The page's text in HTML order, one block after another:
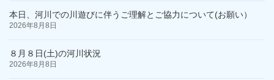
本日、河川での川遊びに伴うご理解とご協力について(お願い）
2026年8月8日
８月８日(土)の河川状況
2026年8月8日